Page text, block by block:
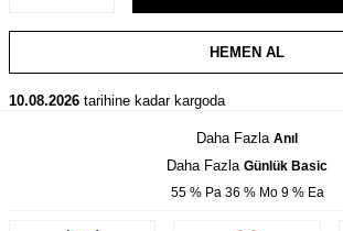
HEMEN AL
10.08.2026 tarihine kadar kargoda
Daha Fazla Anıl
Daha Fazla Günlük Basic
55 % Pa 36 % Mo 9 % Ea